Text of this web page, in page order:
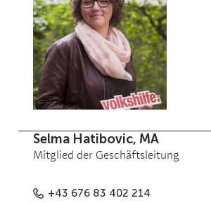
Selma Hatibovic, MA
Mitglied der Geschäftsleitung
+43 676 83 402 214